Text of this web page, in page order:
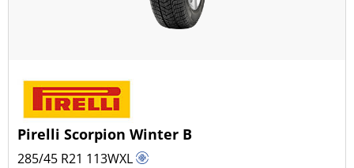
Pirelli Scorpion Winter B
285/45 R21 113WXL